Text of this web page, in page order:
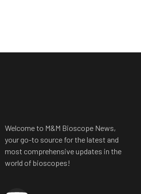
Welcome to M&M Bioscope News,
your go-to source for the latest and
most comprehensive updates in the
world of bioscopes!